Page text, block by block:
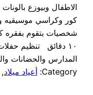
الاطفال وبيوزع
كور وكراسي موسيقيه
شخصيات بتقوم بفقره
١٠ دقائق تنظيم
المدارس والحضانات
Category: أعياد ميلاد,